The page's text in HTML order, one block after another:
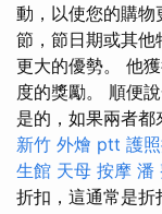
動，以使您的購
節，節日期或其
更大的優勢。 他
度的獎勵。 順便
是的，如果兩者
新竹 外燴 ptt 護
生館 天母 按摩 潘
折扣，這通常是